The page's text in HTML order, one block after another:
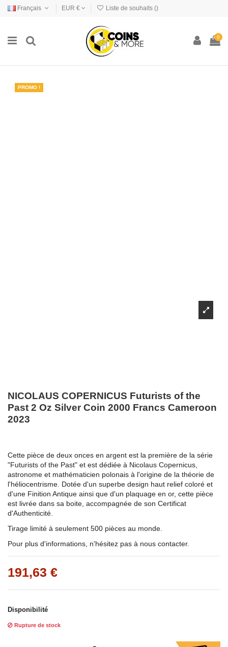
Français EUR € Liste de souhaits ()
0
PROMO !
NICOLAUS COPERNICUS Futurists of the
Past 2 Oz Silver Coin 2000 Francs Cameroon
2023
Cette pièce de deux onces en argent est la première de la série
"Futurists of the Past" et est dédiée à Nicolaus Copernicus,
astronome et mathématicien polonais à l'origine de la théorie de
l'héliocentrisme. Dotée d'un superbe design haut relief coloré et
d'une Finition Antique ainsi que d'un plaquage en or, cette pièce
est livrée dans sa boite, accompagnée de son Certificat
d'Authenticité.
Tirage limité à seulement 500 pièces au monde.
Pour plus d'informations, n'hésitez pas à nous contacter.
191,63 €
Disponibilité
Rupture de stock